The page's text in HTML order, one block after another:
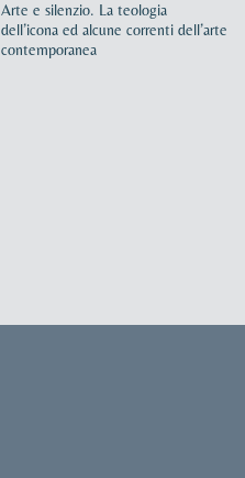
Arte e silenzio. La teologia
dell’icona ed alcune correnti dell’arte
contemporanea